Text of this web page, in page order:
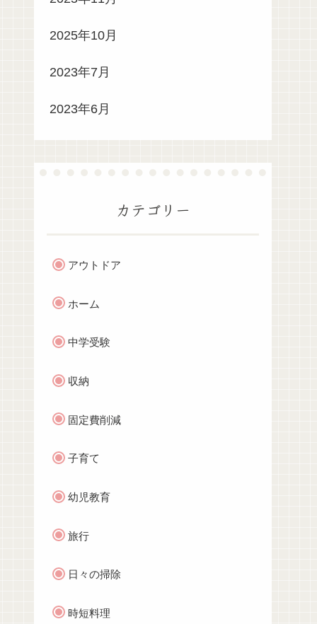
2025年10月
2023年7月
2023年6月
カテゴリー
アウトドア
ホーム
中学受験
収納
固定費削減
子育て
幼児教育
旅行
日々の掃除
時短料理